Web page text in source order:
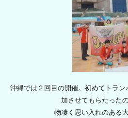
沖縄では２回目の開催。初めてトラ
加させてもらたったの
物凄く思い入れのある